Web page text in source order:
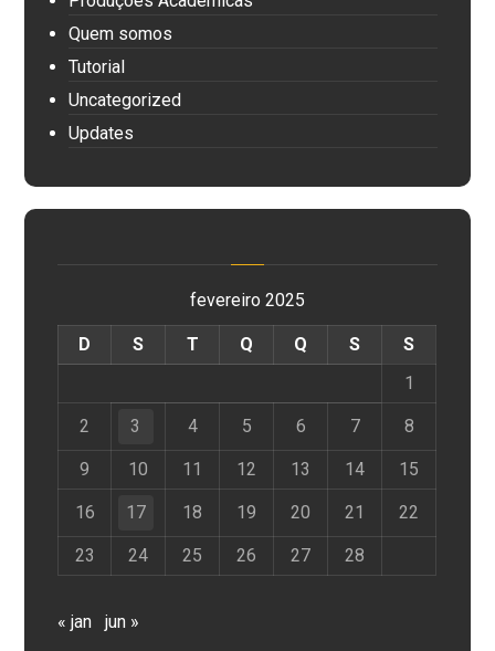
Quem somos
Tutorial
Uncategorized
Updates
fevereiro 2025
D S T Q Q S
S
1
2 3 4 5 6 7 8
9 10 11 12 13 14 15
16 17 18 19 20 21 22
23 24 25 26 27 28
« jan jun »